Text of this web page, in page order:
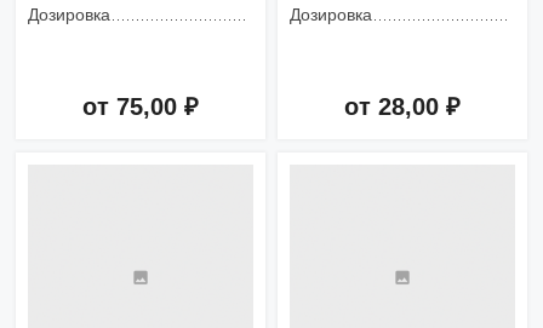
Дозировка
от 75,00 ₽
Дозировка
от 28,00 ₽